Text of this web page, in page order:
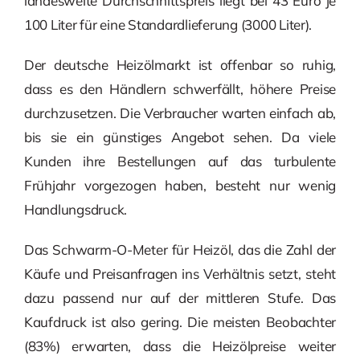
100 Liter für eine Standardlieferung (3000 Liter).
Der deutsche Heizölmarkt ist offenbar so ruhig,
dass es den Händlern schwerfällt, höhere Preise
durchzusetzen. Die Verbraucher warten einfach ab,
bis sie ein günstiges Angebot sehen. Da viele
Kunden ihre Bestellungen auf das turbulente
Frühjahr vorgezogen haben, besteht nur wenig
Handlungsdruck.
Das Schwarm-O-Meter für Heizöl, das die Zahl der
Käufe und Preisanfragen ins Verhältnis setzt, steht
dazu passend nur auf der mittleren Stufe. Das
Kaufdruck ist also gering. Die meisten Beobachter
(83%) erwarten, dass die Heizölpreise weiter